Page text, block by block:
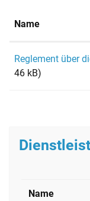
Name
Reglement über
46 kB)
Name